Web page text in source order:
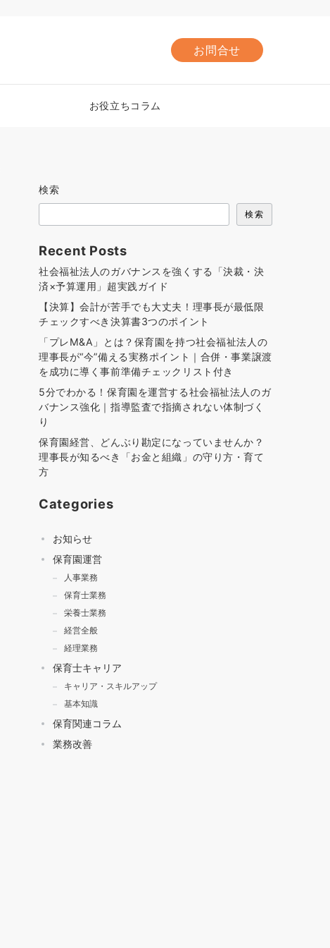
お問合せ
お役立ちコラム
検索
検索
Recent Posts
社会福祉法人のガバナンスを強くする「決裁・決
済×予算運用」超実践ガイド
【決算】会計が苦手でも大丈夫！理事長が最低限
チェックすべき決算書3つのポイント
「プレM&A」とは？保育園を持つ社会福祉法人の
理事長が“今”備える実務ポイント｜合併・事業譲渡
を成功に導く事前準備チェックリスト付き
5分でわかる！保育園を運営する社会福祉法人のガ
バナンス強化｜指導監査で指摘されない体制づく
り
保育園経営、どんぶり勘定になっていませんか？
理事長が知るべき「お金と組織」の守り方・育て
方
Categories
お知らせ
保育園運営
人事業務
保育士業務
栄養士業務
経営全般
経理業務
保育士キャリア
キャリア・スキルアップ
基本知識
保育関連コラム
業務改善